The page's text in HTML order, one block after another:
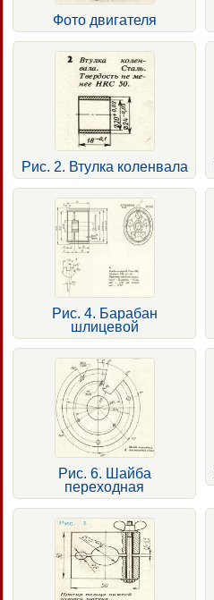
Фото двигателя
Рис. 2. Втулка коленвала
Рис. 4. Барабан
шлицевой
Рис. 6. Шайба
переходная